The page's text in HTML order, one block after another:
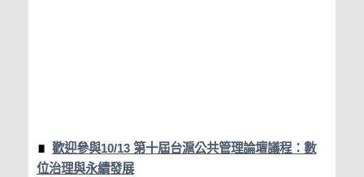
歡迎參與10/13 第十屆台滬公共管理論壇議程：數
位治理與永續發展